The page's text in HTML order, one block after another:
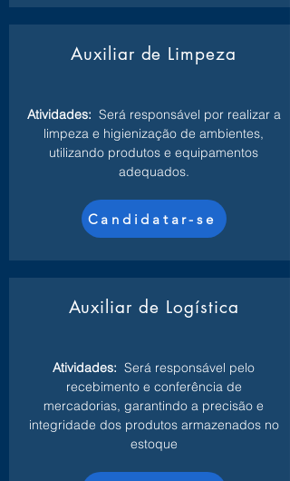
Auxiliar de Limpeza
Atividades: Será responsável por realizar a
limpeza e higienização de ambientes,
utilizando produtos e equipamentos
adequados.
Candidatar-se
Auxiliar de Logística
Atividades: Será responsável pelo
recebimento e conferência de
mercadorias, garantindo a precisão e
integridade dos produtos armazenados no
estoque